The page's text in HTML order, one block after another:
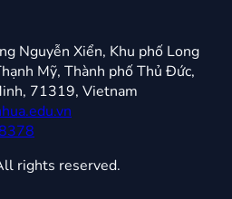
Nguyễn Xiển, Khu phố Long
Mỹ, Thành phố Thủ Đức,
71319, Vietnam
rights reserved.